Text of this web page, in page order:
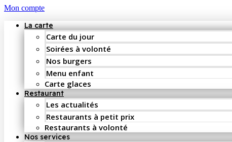
Mon compte
La carte
Carte du jour
Soirées à volonté
Nos burgers
Menu enfant
Carte glaces
Restaurant
Les actualités
Restaurants à petit prix
Restaurants à volonté
Nos services